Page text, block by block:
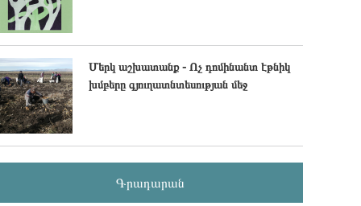
Մերկ աշխատանք - Ոչ դոմինանտ էթնիկ
խմբերը գյուղատնտեսության մեջ
Գրադարան